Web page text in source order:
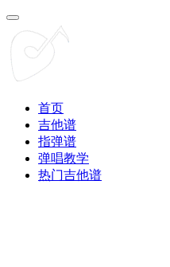
首页
吉他谱
指弹谱
弹唱教学
热门吉他谱